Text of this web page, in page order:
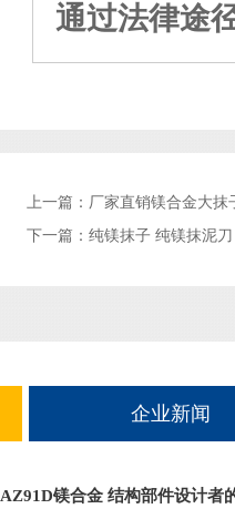
通过法律途
上一篇： 厂家直销镁合金大抹
下一篇： 纯镁抹子 纯镁抹泥
企业新闻
AZ91D镁合金 结构部件设计者